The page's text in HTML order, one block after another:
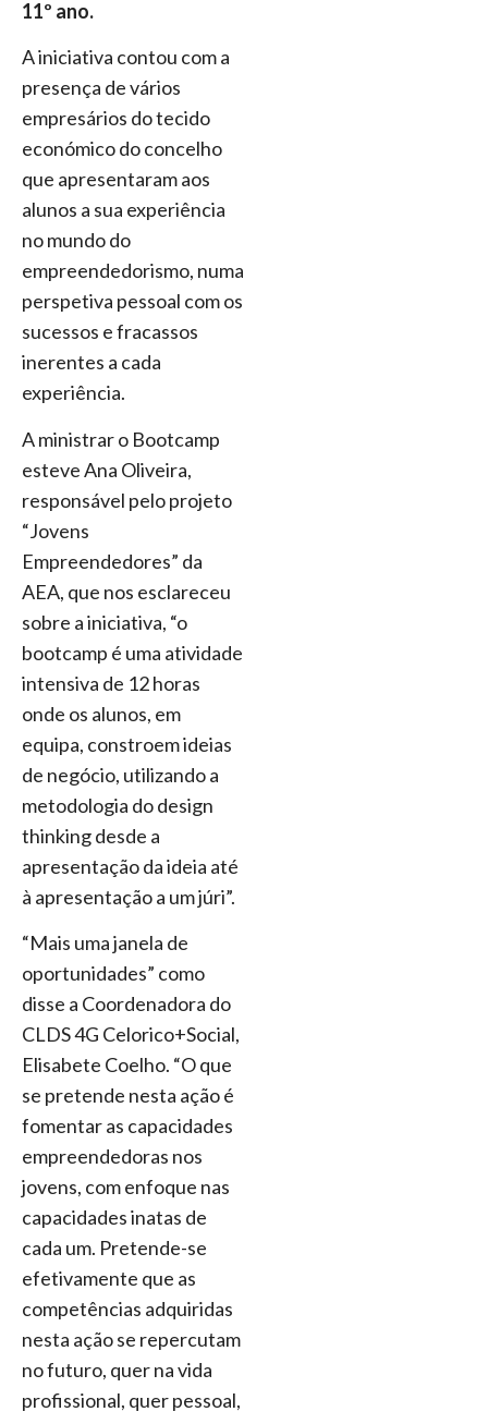
11º ano.
A iniciativa contou com a
presença de vários
empresários do tecido
económico do concelho
que apresentaram aos
alunos a sua experiência
no mundo do
empreendedorismo, numa
perspetiva pessoal com os
sucessos e fracassos
inerentes a cada
experiência.
A ministrar o Bootcamp
esteve Ana Oliveira,
responsável pelo projeto
“Jovens
Empreendedores” da
AEA, que nos esclareceu
sobre a iniciativa, “o
bootcamp é uma atividade
intensiva de 12 horas
onde os alunos, em
equipa, constroem ideias
de negócio, utilizando a
metodologia do design
thinking desde a
apresentação da ideia até
à apresentação a um júri”.
“Mais uma janela de
oportunidades” como
disse a Coordenadora do
CLDS 4G Celorico+Social,
Elisabete Coelho. “O que
se pretende nesta ação é
fomentar as capacidades
empreendedoras nos
jovens, com enfoque nas
capacidades inatas de
cada um. Pretende-se
efetivamente que as
competências adquiridas
nesta ação se repercutam
no futuro, quer na vida
profissional, quer pessoal,